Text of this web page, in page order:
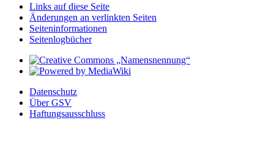
Links auf diese Seite
Änderungen an verlinkten Seiten
Seiten­­informationen
Seitenlogbücher
Datenschutz
Über GSV
Haftungsausschluss